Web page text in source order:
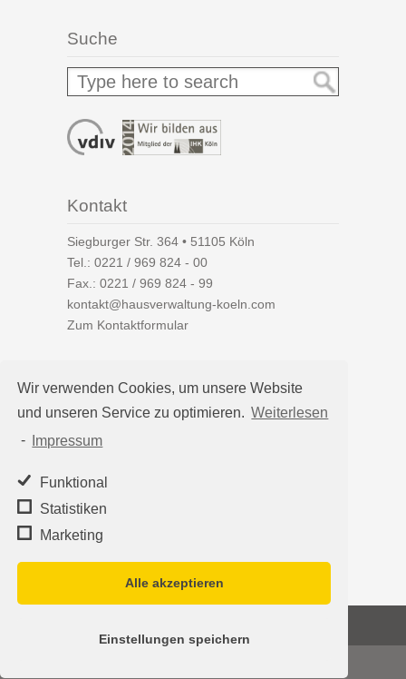
Wir verwenden Cookies, um unsere Website
und unseren Service zu optimieren. Weiterlesen
-
Impressum
Funktional
Statistiken
Marketing
Alle akzeptieren
Einstellungen speichern
Suche
Kontakt
Siegburger Str. 364 • 51105 Köln
Tel.: 0221 / 969 824 - 00
Fax.: 0221 / 969 824 - 99
kontakt@hausverwaltung-koeln.com
Zum Kontaktformular
Auf einen Blick
Hausverwaltung Köln
Immobilienverwaltung Köln
WEG-Verwaltung
Mietverwaltung
Team
Immobilien Treuhand Verwaltungs-OHG